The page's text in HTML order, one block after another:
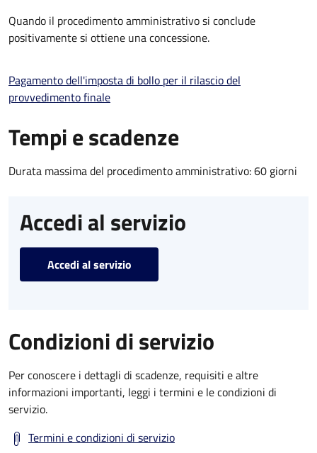
Quando il procedimento amministrativo si conclude
positivamente si ottiene una concessione.
Pagamento dell'imposta di bollo per il rilascio del
provvedimento finale
Tempi e scadenze
Durata massima del procedimento amministrativo: 60 giorni
Accedi al servizio
Accedi al servizio
Condizioni di servizio
Per conoscere i dettagli di scadenze, requisiti e altre
informazioni importanti, leggi i termini e le condizioni di
servizio.
Termini e condizioni di servizio